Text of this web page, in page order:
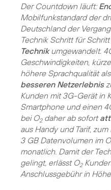
Der Countdown läuft:
Mobilfunkstandard der
Deutschland der
Technik Schritt für
Technikumgewandelt.
Geschwindigkeiten,
höhere Sprachqualität
besseren Netzerlebnis
Kunden mit 3G-Gerät in
Smartphone und einen
bei O2daher ab sofort
aus Handy und Tarif,
3 GB Datenvolumen im O
monatlich. Damit der
gelingt, erlässt O2
Anschlussgebühr in